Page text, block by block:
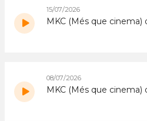
15/07/2026
MKC (Més que cinema)
08/07/2026
MKC (Més que cinema)